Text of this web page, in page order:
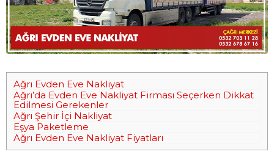
Ağrı Evden Eve Nakliyat
Ağrı’da Evden Eve Nakliyat Firması Seçerken Dikkat
Edilmesi Gerekenler
Ağrı Şehir İçi Nakliyat
Eşya Paketleme
Ağrı Evden Eve Nakliyat Fiyatları